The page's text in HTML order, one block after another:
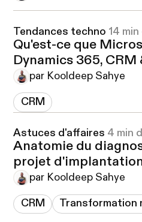
Tendances techno 14
Qu'est-ce que
Dynamics 365, CRM
par Kooldeep Sahye
CRM
Astuces d'affaires 4 min
Anatomie du
projet
par Kooldeep Sahye
CRM Transformation